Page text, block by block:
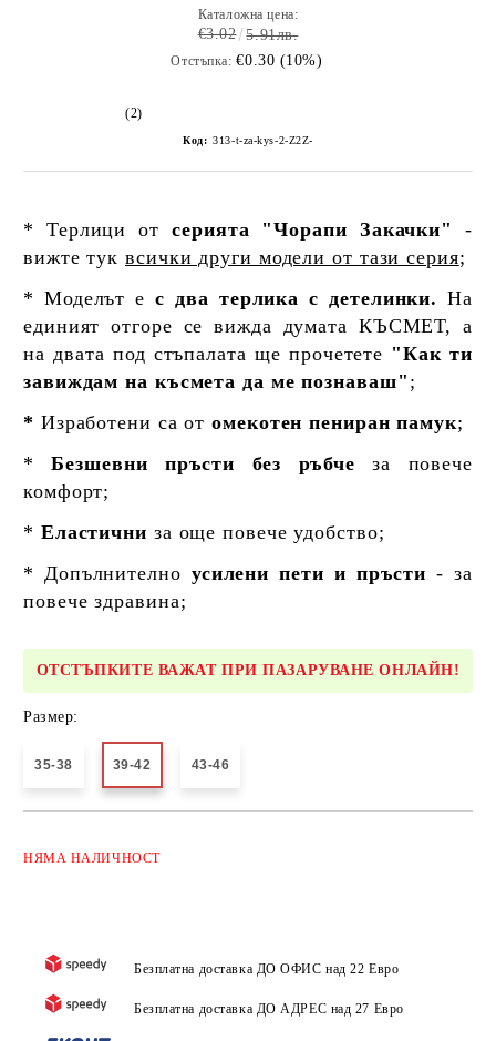
Каталожна цена:
€3.02 5.91лв.
Отстъпка: €0.30 (10%)
(2)
Код: 313-t-za-kys-2-Z2Z-
* Терлици отсерията "Чорапи Закачки"
-
вижте туквсички други модели от тази серия;
* Моделът ес два терлика с детелинки.На
единият отгоре се вижда думата КЪСМЕТ, а
на двата под стъпалата ще прочетете "Как ти
завиждам на късмета да ме познаваш" ;
* Изработени са отомекотен пениран памук;
*Безшевни пръсти без ръбче за повече
комфорт;
* Еластични за още повече удобство;
* Допълнително усилени пети и пръсти - за
повече здравина;
ОТСТЪПКИТЕ ВАЖАТ ПРИ ПАЗАРУВАНЕ ОНЛАЙН!
Размер:
35-38 39-42 43-46
НЯМА НАЛИЧНОСТ
Безплатна доставка ДО ОФИС над 22 Евро
Безплатна доставка ДО АДРЕС над 27 Евро